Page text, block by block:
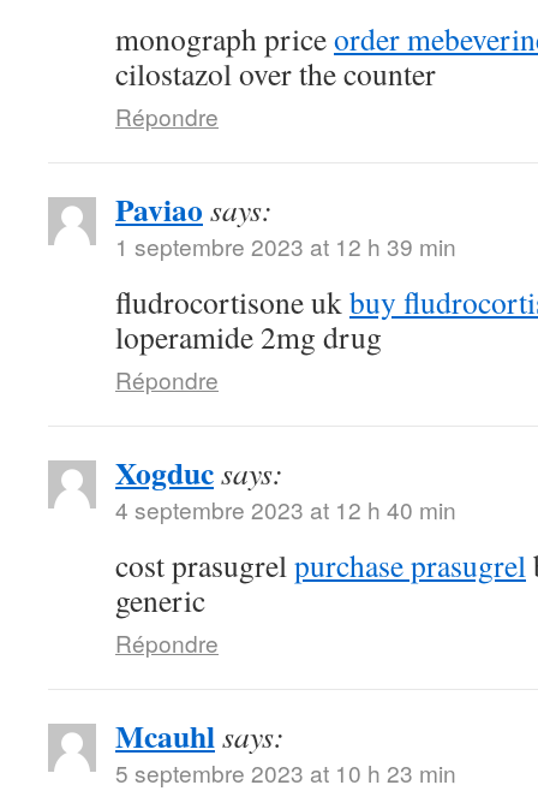
monograph priceorder
cilostazol over the counter
Répondre
Paviao says:
1 septembre 2023 at 12 h 39 min
fludrocortisone ukbuy
loperamide 2mg drug
Répondre
Xogducsays:
4 septembre 2023 at 12 h 40 min
cost prasugrelpurchase prasugrel
generic
Répondre
Mcauhlsays:
5 septembre 2023 at 10 h 23 min